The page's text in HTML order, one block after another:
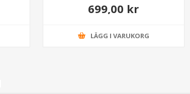
699,00 kr
LÄGG I VARUKORG